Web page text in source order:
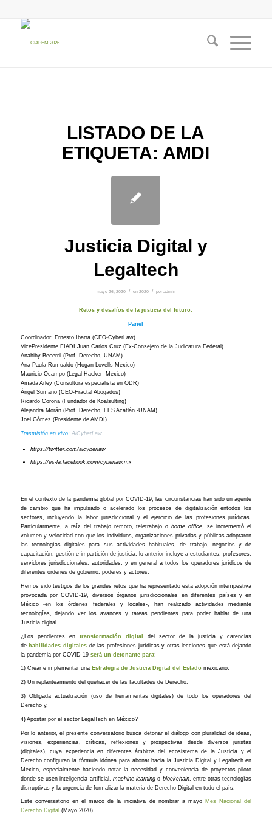
LISTADO DE LA
ETIQUETA: AMDI
Justicia Digital y
Legaltech
mayo 26, 2020 / en 2020 / por admin
Retos y desafíos de la justicia del futuro.
Panel
Coordinador: Ernesto Ibarra (CEO-CyberLaw)
VicePresidente FIADI Juan Carlos Cruz (Ex-Consejero de la Judicatura Federal)
Anahiby Becerril (Prof. Derecho, UNAM)
Ana Paula Rumualdo (Hogan Lovells México)
Mauricio Ocampo (Legal Hacker -México)
Amada Arley (Consultora especialista en ODR)
Ángel Sumano (CEO-Fractal Abogados)
Ricardo Corona (Fundador de Koalsulting)
Alejandra Morán (Prof. Derecho, FES Acatlán -UNAM)
Joel Gómez (Presidente de AMDI)
Trasmisión en vivo: AiCyberLaw
https://twitter.com/aicyberlaw
https://es-la.facebook.com/cyberlaw.mx
En el contexto de la pandemia global por COVID-19, las circunstancias han sido un agente
de cambio que ha impulsado o acelerado los procesos de digitalización entodos los
sectores, incluyendo la labor jurisdiccional y el ejercicio de las profesiones jurídicas.
Particularmente, a raíz del trabajo remoto, teletrabajo ohome office , se incrementó el
volumen y velocidad con que los individuos, organizaciones privadas y públicas adoptaron
las tecnologías digitales para sus actividades habituales, de trabajo, negocios y de
capacitación, gestión e impartición de justicia; lo anterior incluye a estudiantes, profesores,
servidores jurisdiccionales, autoridades, y en general a todos los operadores jurídicos de
diferentes ordenes de gobierno, poderes y actores.
Hemos sido testigos de los grandes retos que ha representado esta adopción intempestiva
provocada por COVID-19, diversos órganos jurisdiccionales en diferentes países y en
México -en los órdenes federales y locales-, han realizado actividades mediante
tecnologías, dejando ver los avances y tareas pendientes para poder hablar de una
Justicia digital.
¿Los pendientes en transformación digital
del sector de la justicia y carencias
de habilidades digitalesde las profesiones jurídicas y otras lecciones que está dejando
la pandemia por COVID-19 será un detonante para:
1) Crear e implementar una Estrategia de Justicia Digital del Estado mexicano,
2) Un replanteamiento del quehacer de las facultades de Derecho,
3) Obligada actualización (uso de herramientas digitales) de todo los operadores del
Derecho y,
4) Apostar por el sector LegalTech en México?
Por lo anterior, el presente conversatorio busca detonar el diálogo con pluralidad de ideas,
visiones, experiencias, críticas, reflexiones y prospectivas desde diversos juristas
(digitales), cuya experiencia en diferentes ámbitos del ecosistema de la Justicia y el
Derecho configuran la fórmula idónea para abonar hacia la Justicia Digital y Legaltech en
México, especialmente haciendo notar la necesidad y conveniencia de proyectos piloto
donde se usen inteligencia artificial, machine learning o blockchain, entre otras tecnologías
disrruptivas y la urgencia de formalizar la materia de Derecho Digital en todo el país.
Este conversatorio en el marco de la iniciativa de nombrar a mayo Mes Nacional del
Derecho Digital (Mayo 2020).